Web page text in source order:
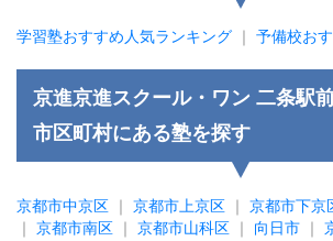
学習塾おすすめ人気ランキング ｜ 予備校お
京進京進スクール・ワン 二条駅
市区町村にある塾を探す
京都市中京区 ｜ 京都市上京区 ｜ 京都市下京
｜ 京都市南区 ｜ 京都市山科区 ｜ 向日市 ｜